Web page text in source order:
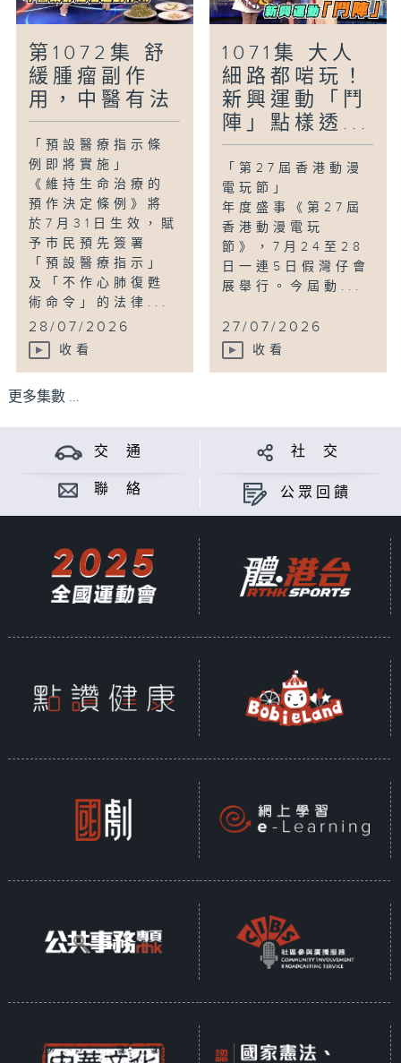
第1072集 舒
緩腫瘤副作
用，中醫有法
「預設醫療指示條
例即將實施」
《維持生命治療的
預作決定條例》將
於7月31日生效，賦
予市民預先簽署
「預設醫療指示」
及「不作心肺復甦
術命令」的法律...
28/07/2026
收看
1071集 大人
細路都啱玩！
新興運動「鬥
陣」點樣透...
「第27屆香港動漫
電玩節」
年度盛事《第27屆
香港動漫電玩
節》，7月24至28
日一連5日假灣仔會
展舉行。今屆動...
27/07/2026
收看
更多集數 ...
交 通 社 交
聯 絡 公眾回饋